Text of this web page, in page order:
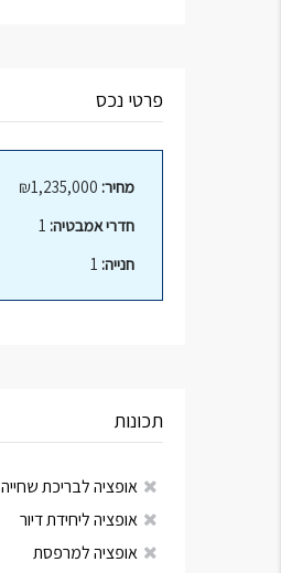
פרטי נכס
מחיר:
חדרי אמבטיה:
חנייה:
תכונות
אופציה לבריכת שחייה
אופציה ליחידת דיור
אופציה למרפסת